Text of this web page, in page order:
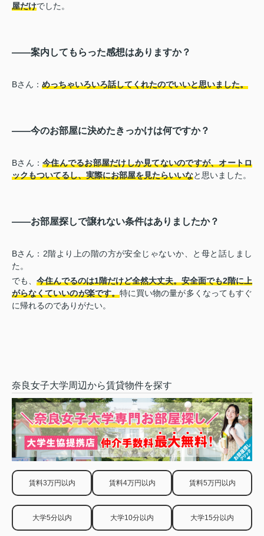
屋だけでした。
――案内してもらった感想はありますか？
Bさん： めっちゃいろいろ話してくれたのでいいと思いました。
――今のお部屋に決めたきっかけは何ですか？
Bさん： 今住んでるお部屋だけしか見てないのですが、オートロ
ックもついてるし、実際にお部屋を見たらいいなと思いました。
――お部屋探しで譲れない条件はありましたか？
Bさん：2階より上の階の方が安全じゃないか、と母と話しまし
た。
でも、 今住んでるのは1階だけど全然大丈夫。安全面でも2階に上
がらなくていいのが楽です。特に買い物の量が多くなってもすぐ
に帰れるのでありがたい。
奈良女子大学周辺から賃貸物件を探す
賃料3万円以内 賃料4万円以内 賃料5万円以内
大学5分以内 大学10分以内 大学15分以内